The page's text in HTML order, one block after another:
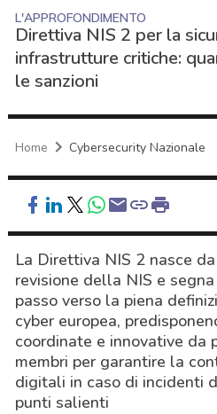
L'APPROFONDIMENTO
Direttiva NIS 2 per la
infrastrutture critiche:
le sanzioni
Home Cybersecurity Nazionale
La Direttiva NIS 2 nasce
revisione della NIS e
passo verso la piena
cyber europea,
coordinate e innovative da
membri per garantire la
digitali in caso di incidenti
punti salienti